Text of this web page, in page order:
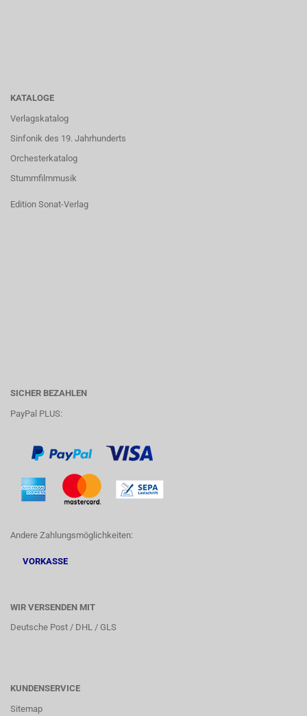
KATALOGE
Verlagskatalog
Sinfonik des 19. Jahrhunderts
Orchesterkatalog
Stummfilmmusik
Edition Sonat-Verlag
SICHER BEZAHLEN
PayPal PLUS:
Andere Zahlungsmöglichkeiten:
VORKASSE
WIR VERSENDEN MIT
Deutsche Post / DHL / GLS
KUNDENSERVICE
Sitemap